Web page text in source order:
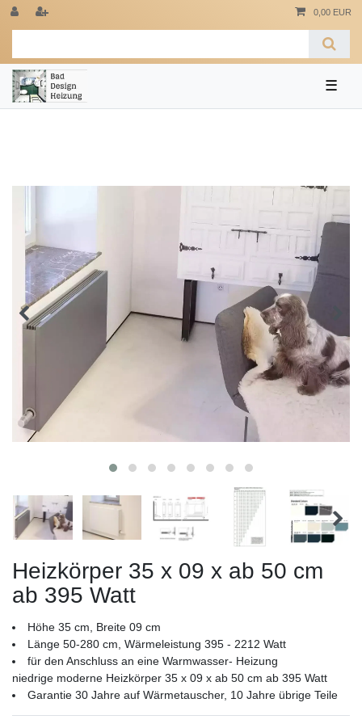
0,00 EUR
☰
Heizkörper 35 x 09 x ab 50 cm
ab 395 Watt
Höhe 35 cm, Breite 09 cm
Länge 50-280 cm, Wärmeleistung 395 - 2212 Watt
für den Anschluss an eine Warmwasser- Heizung
niedrige moderne Heizkörper 35 x 09 x ab 50 cm ab 395 Watt
Garantie 30 Jahre auf Wärmetauscher, 10 Jahre übrige Teile